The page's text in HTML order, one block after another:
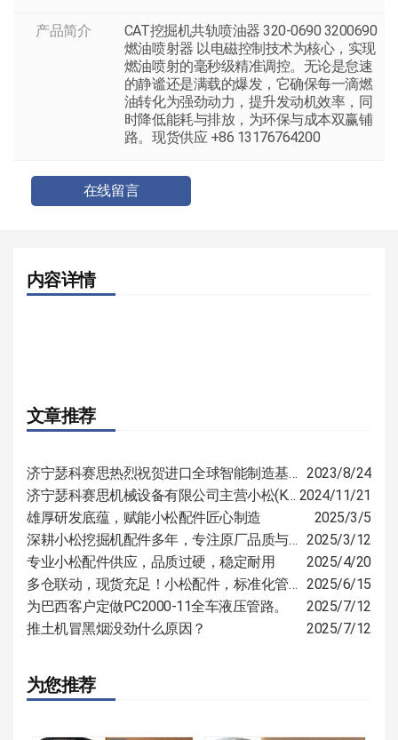
产品简介
CAT挖掘机共轨喷油器 320-0690 3200690
燃油喷射器 以电磁控制技术为核心，实现
燃油喷射的毫秒级精准调控。无论是怠速
的静谧还是满载的爆发，它确保每一滴燃
油转化为强劲动力，提升发动机效率，同
时降低能耗与排放，为环保与成本双赢铺
路。现货供应 +86 13176764200
在线留言
内容详情
文章推荐
济宁瑟科赛思热烈祝贺进口全球智能制造基地开工仪式圆满举行 2023/8/24
济宁瑟科赛思机械设备有限公司主营小松(KOMATSU)、山推(SHANTUI)、卡特（CAT）等国际知名品牌的全系列产品的零部件 2024/11/21
雄厚研发底蕴，赋能小松配件匠心制造
2025/3/5
深耕小松挖掘机配件多年，专注原厂品质与定制服务 2025/3/12
专业小松配件供应，品质过硬，稳定耐用
2025/4/20
多仓联动，现货充足！小松配件，标准化管控，多仓覆盖速达全国 2025/6/15
为巴西客户定做PC2000-11全车液压管路。
2025/7/12
推土机冒黑烟没劲什么原因？
2025/7/12
为您推荐